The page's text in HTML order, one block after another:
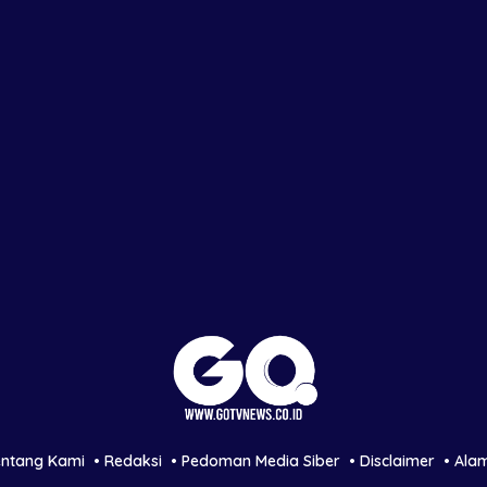
Kami Redaksi Pedoman Media Siber Disclaimer